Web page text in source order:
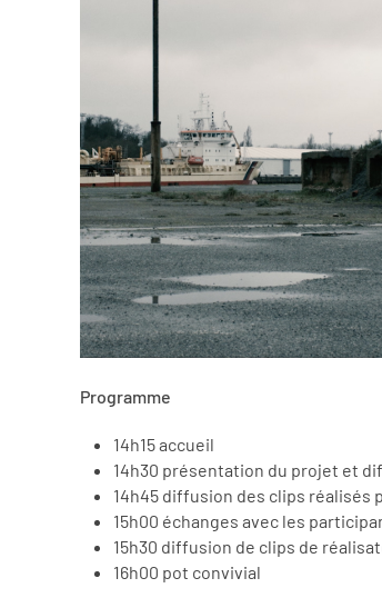
Programme
14h15 accueil
14h30 présentation du projet et
14h45 diffusion des clips réalisés
15h00 échanges avec les
15h30 diffusion de clips de
16h00 pot convivial